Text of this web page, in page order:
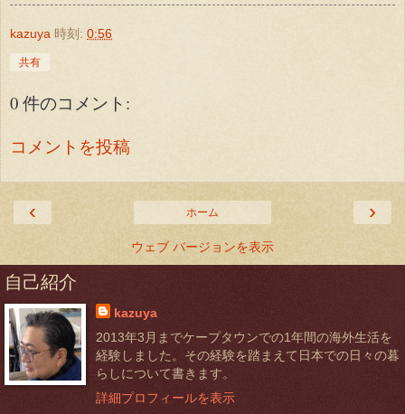
kazuya 時刻: 0:56
共有
0 件のコメント:
コメントを投稿
‹ ›
ホーム
ウェブ バージョンを表示
自己紹介
kazuya
2013年3月までケープタウンでの1年間の海外生活を
経験しました。その経験を踏まえて日本での日々の暮
らしについて書きます。
詳細プロフィールを表示